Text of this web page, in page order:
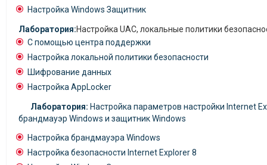
Настройка Windows Защитник
Лаборатория:Настройка UAC, локальные политики
С помощью центра поддержки
Настройка локальной политики безопасности
Шифрование данных
Настройка AppLocker
Лаборатория: Настройка параметров настройки Internet
брандмауэр Windows и защитник Windows
Настройка брандмауэра Windows
Настройка безопасности Internet Explorer 8